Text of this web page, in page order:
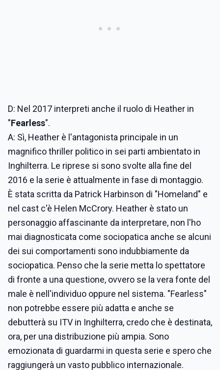
D: Nel 2017 interpreti anche il ruolo di Heather in
"Fearless".
A: Sì, Heather è l'antagonista principale in un
magnifico thriller politico in sei parti ambientato in
Inghilterra. Le riprese si sono svolte alla fine del
2016 e la serie è attualmente in fase di montaggio.
È stata scritta da Patrick Harbinson di "Homeland" e
nel cast c'è Helen McCrory. Heather è stato un
personaggio affascinante da interpretare, non l'ho
mai diagnosticata come sociopatica anche se alcuni
dei sui comportamenti sono indubbiamente da
sociopatica. Penso che la serie metta lo spettatore
di fronte a una questione, ovvero se la vera fonte del
male è nell'individuo oppure nel sistema. "Fearless"
non potrebbe essere più adatta e anche se
debutterà su ITV in Inghilterra, credo che è destinata,
ora, per una distribuzione più ampia. Sono
emozionata di guardarmi in questa serie e spero che
raggiungerà un vasto pubblico internazionale.